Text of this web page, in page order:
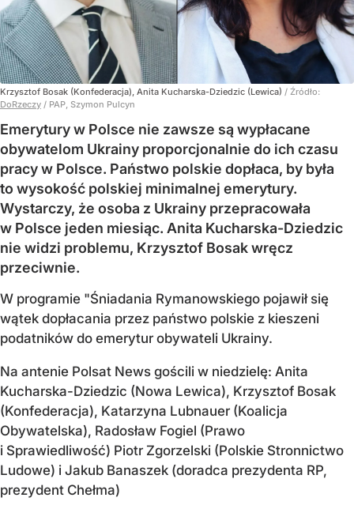
Krzysztof Bosak (Konfederacja), Anita Kucharska-Dziedzic (Lewica) / Źródło:
DoRzeczy / PAP, Szymon Pulcyn
Emerytury w Polsce nie zawsze są wypłacane
obywatelom Ukrainy proporcjonalnie do ich czasu
pracy w Polsce. Państwo polskie dopłaca, by była
to wysokość polskiej minimalnej emerytury.
Wystarczy, że osoba z Ukrainy przepracowała
w Polsce jeden miesiąc. Anita Kucharska-Dziedzic
nie widzi problemu, Krzysztof Bosak wręcz
przeciwnie.
W programie "Śniadania Rymanowskiego pojawił się
wątek dopłacania przez państwo polskie z kieszeni
podatników do emerytur obywateli Ukrainy.
Na antenie Polsat News gościli w niedzielę: Anita
Kucharska-Dziedzic (Nowa Lewica), Krzysztof Bosak
(Konfederacja), Katarzyna Lubnauer (Koalicja
Obywatelska), Radosław Fogiel (Prawo
i Sprawiedliwość) Piotr Zgorzelski (Polskie Stronnictwo
Ludowe) i Jakub Banaszek (doradca prezydenta RP,
prezydent Chełma)